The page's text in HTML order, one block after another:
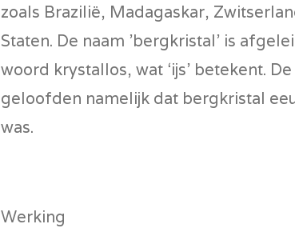
zoals Brazilië, Madagaskar,
Staten. De naam 'bergkristal' is
woord krystallos, wat ‘ijs’ betekent.
geloofden namelijk dat bergkristal
was.
Werking